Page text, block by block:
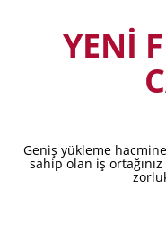
YENİ
Geniş yükleme
sahip olan iş